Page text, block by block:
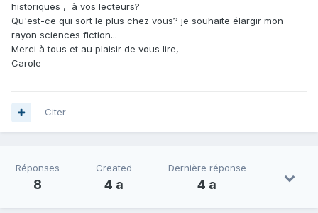
historiques , à vos lecteurs?
Qu'est-ce qui sort le plus chez vous? je souhaite élargir mon
rayon sciences fiction...
Merci à tous et au plaisir de vous lire,
Carole
Citer
Réponses
8
Created
4 a
Dernière réponse
4 a